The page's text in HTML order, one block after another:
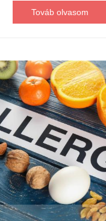
Továb olvasom